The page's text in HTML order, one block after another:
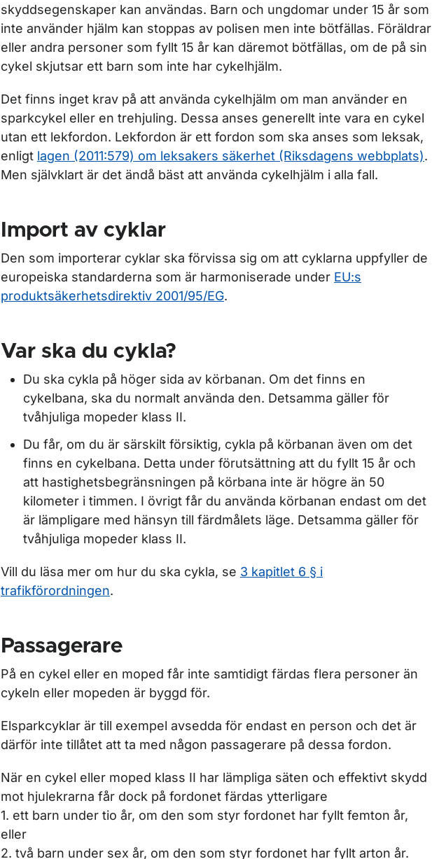
skyddsegenskaper kan användas. Barn och ungdomar under 15 år som
inte använder hjälm kan stoppas av polisen men inte bötfällas. Föräldrar
eller andra personer som fyllt 15 år kan däremot bötfällas, om de på sin
cykel skjutsar ett barn som inte har cykelhjälm.
Det finns inget krav på att använda cykelhjälm om man använder en
sparkcykel eller en trehjuling. Dessa anses generellt inte vara en cykel
utan ett lekfordon. Lekfordon är ett fordon som ska anses som leksak,
enligt lagen (2011:579) om leksakers säkerhet (Riksdagens webbplats).
Men självklart är det ändå bäst att använda cykelhjälm i alla fall.
Import av cyklar
Den som importerar cyklar ska förvissa sig om att cyklarna uppfyller de
europeiska standarderna som är harmoniserade under EU:s
produktsäkerhetsdirektiv 2001/95/EG.
Var ska du cykla?
Du ska cykla på höger sida av körbanan. Om det finns en
cykelbana, ska du normalt använda den. Detsamma gäller för
tvåhjuliga mopeder klass II.
Du får, om du är särskilt försiktig, cykla på körbanan även om det
finns en cykelbana. Detta under förutsättning att du fyllt 15 år och
att hastighetsbegränsningen på körbana inte är högre än 50
kilometer i timmen. I övrigt får du använda körbanan endast om det
är lämpligare med hänsyn till färdmålets läge. Detsamma gäller för
tvåhjuliga mopeder klass II.
Vill du läsa mer om hur du ska cykla, se 3 kapitlet 6 § i
trafikförordningen.
Passagerare
På en cykel eller en moped får inte samtidigt färdas flera personer än
cykeln eller mopeden är byggd för.
Elsparkcyklar är till exempel avsedda för endast en person och det är
därför inte tillåtet att ta med någon passagerare på dessa fordon.
När en cykel eller moped klass II har lämpliga säten och effektivt skydd
mot hjulekrarna får dock på fordonet färdas ytterligare
1. ett barn under tio år, om den som styr fordonet har fyllt femton år,
eller
2. två barn under sex år, om den som styr fordonet har fyllt arton år.